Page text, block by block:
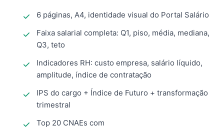
6 páginas, A4, identidade visual do Portal Salário
Faixa salarial completa: Q1, piso, média, mediana,
Q3, teto
Indicadores RH: custo empresa, salário líquido,
amplitude, índice de contratação
IPS do cargo + Índice de Futuro + transformação
trimestral
Top 20 CNAEs com